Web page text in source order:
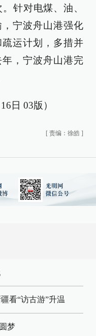
针对电煤、油、
宁波舟山港强化
运计划，多措并
，宁波舟山港完
日 03版）
[ 责编：徐皓 ]
看“访古游”升温
梦